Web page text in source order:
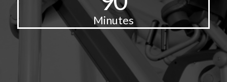
Minutes